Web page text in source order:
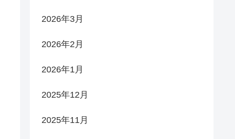
2026年3月
2026年2月
2026年1月
2025年12月
2025年11月